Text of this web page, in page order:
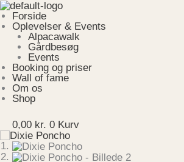
Gå
til
indholdet
Menu
Forside
Oplevelser & Events
Alpacawalk
Gårdbesøg
Events
Booking og priser
Wall of fame
Om os
Shop
0,00 kr. 0 Kurv
Dixie
Poncho
antal